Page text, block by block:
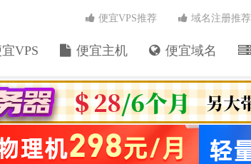
VPS 便宜主机 便宜域名
便宜VPS推荐 域名注册推荐